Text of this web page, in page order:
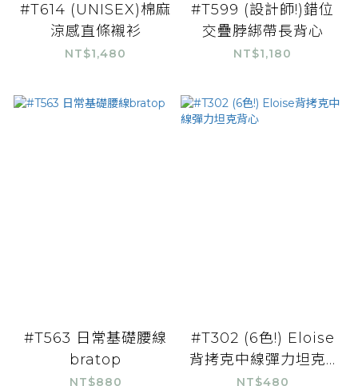
#T614 (UNISEX)棉麻
涼感直條襯衫
NT$1,480
#T599 (設計師!)錯位
交疊脖綁帶長背心
NT$1,180
#T563 日常基礎腰線
bratop
NT$880
#T302 (6色!) Eloise
背拷克中線彈力坦克...
NT$480